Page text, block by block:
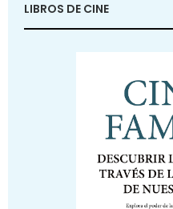
LIBROS DE CINE